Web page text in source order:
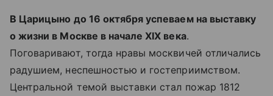
В Царицыно до 16 октября успеваем на выставку
о жизни в Москве в начале XIX века.
Поговаривают, тогда нравы москвичей отличались
радушием, неспешностью и гостеприимством.
Центральной темой выставки стал пожар 1812